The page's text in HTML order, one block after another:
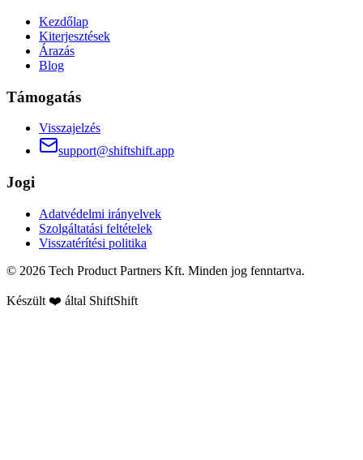
Kezdőlap
Kiterjesztések
Árazás
Blog
Támogatás
Visszajelzés
support@shiftshift.app
Jogi
Adatvédelmi irányelvek
Szolgáltatási feltételek
Visszatérítési politika
© 2026 Tech Product Partners Kft. Minden jog fenntartva.
Készült ❤️ által ShiftShift